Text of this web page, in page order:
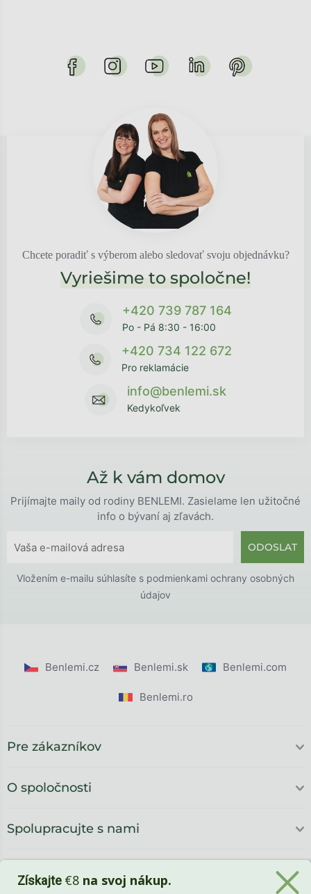
Chcete poradiť s výberom alebo sledovať svoju objednávku?
Vyriešime to spoločne!
+420 739 787 164
Po - Pá 8:30 - 16:00
+420 734 122 672
Pro reklamácie
info@benlemi.sk
Kedykoľvek
Až k vám domov
Prijímajte maily od rodiny BENLEMI. Zasielame len užitočné
info o bývaní aj zľavách.
ODOSLAT
Vložením e-mailu súhlasíte s podmienkami ochrany osobných
údajov
Benlemi.cz Benlemi.sk Benlemi.com
Benlemi.ro
Pre zákazníkov
O spoločnosti
Spolupracujte s nami
Získajte €8 na svoj nákup.